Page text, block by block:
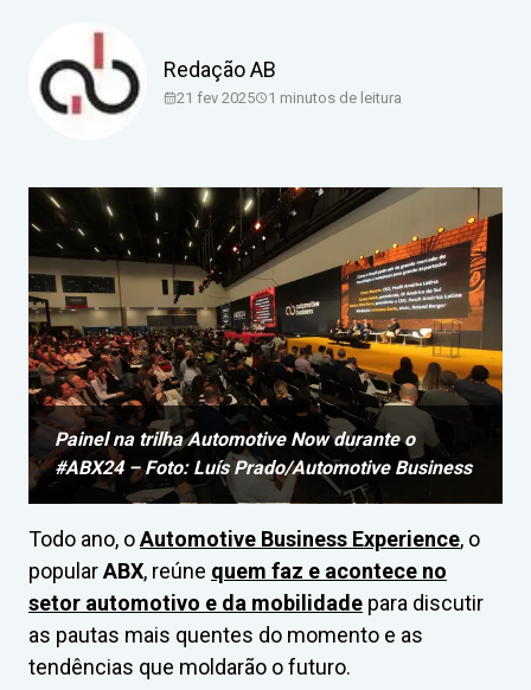
Redação AB
21 fev 2025 1 minutos de leitura
Painel na trilha Automotive Now durante o
#ABX24 – Foto: Luís Prado/Automotive Business
Todo ano, oAutomotive Business Experience, o
popularABX, reúne quem faz e acontece no
setor automotivo e da mobilidade para discutir
as pautas mais quentes do momento e as
tendências que moldarão o futuro.